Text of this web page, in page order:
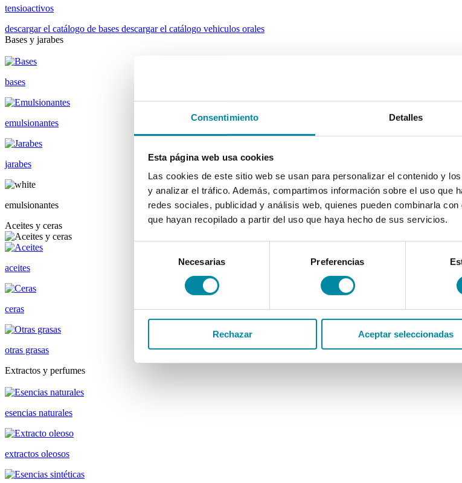
Consentimiento Detalles
Esta página web usa cookies
Las cookies de este sitio web se usan para personalizar el contenido y
y analizar el tráfico. Además, compartimos información sobre el uso que
redes sociales, publicidad y análisis web, quienes pueden combinarla
que hayan recopilado a partir del uso que haya hecho de sus servicios.
consentimiento
Necesarias Preferencias
Rechazar Aceptar seleccionadas
tensioactivos
descargar el catálogo de bases descargar el catálogo vehiculos orales
Bases y jarabes
bases
emulsionantes
jarabes
emulsionantes
Aceites y ceras
aceites
ceras
otras grasas
Extractos y perfumes
esencias naturales
extractos oleosos